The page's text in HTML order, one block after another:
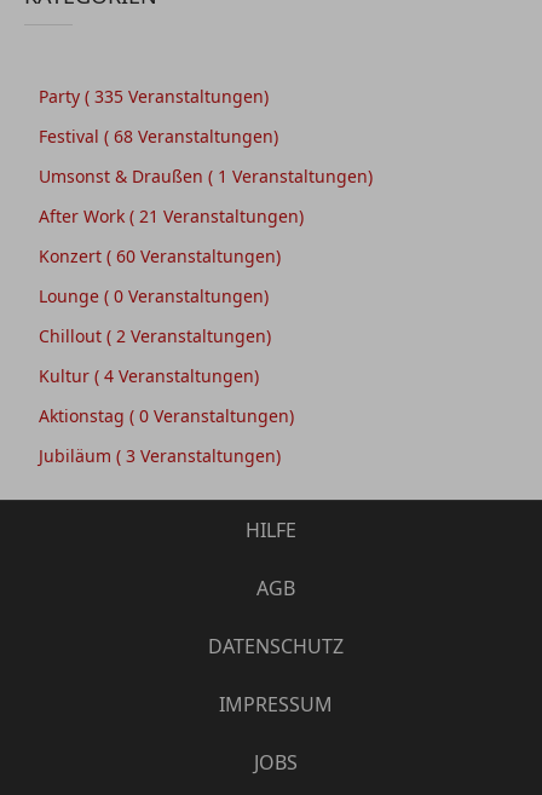
Party ( 335 Veranstaltungen)
Festival ( 68 Veranstaltungen)
Umsonst & Draußen ( 1 Veranstaltungen)
After Work ( 21 Veranstaltungen)
Konzert ( 60 Veranstaltungen)
Lounge ( 0 Veranstaltungen)
Chillout ( 2 Veranstaltungen)
Kultur ( 4 Veranstaltungen)
Aktionstag ( 0 Veranstaltungen)
Jubiläum ( 3 Veranstaltungen)
HILFE
AGB
DATENSCHUTZ
IMPRESSUM
JOBS